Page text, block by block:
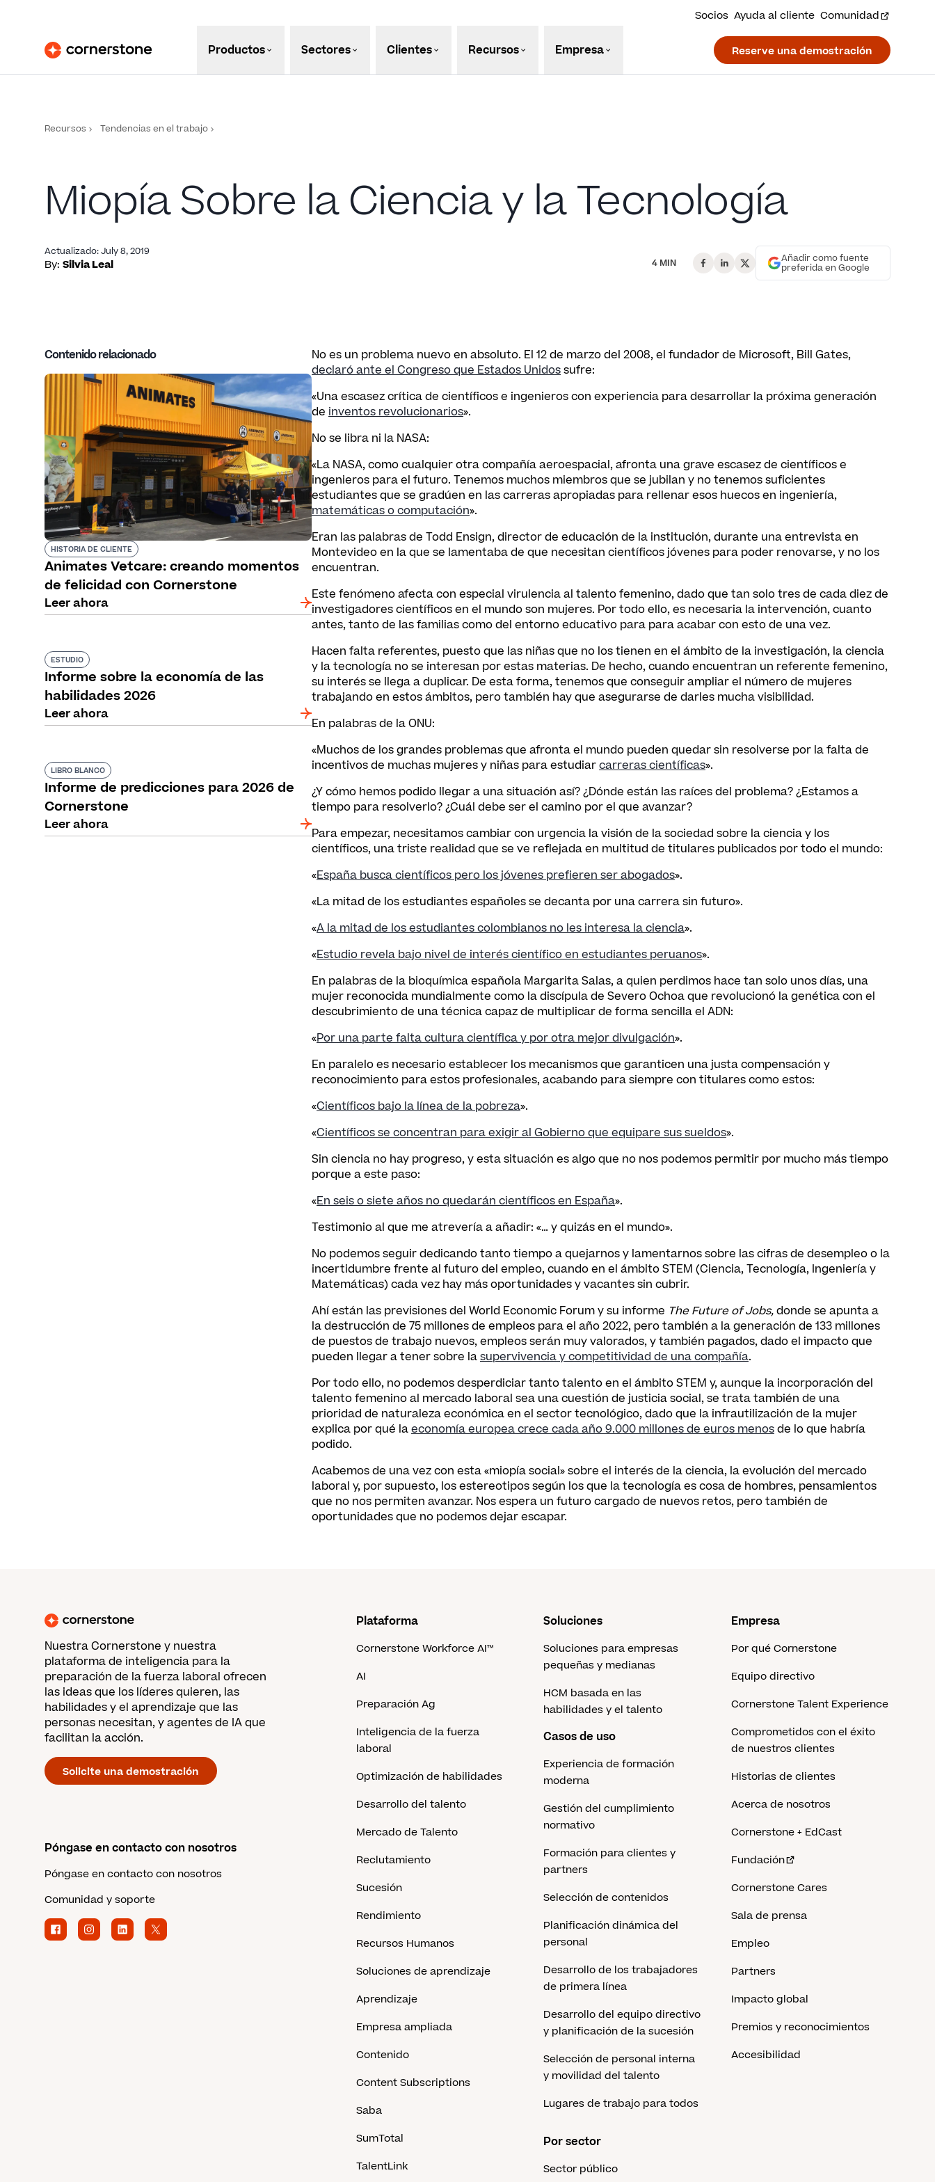
Socios Ayuda al cliente Comunidad
Productos Sectores Clientes Recursos Empresa Reserve una demostración
Recursos Tendencias en el trabajo
Miopía Sobre la Ciencia y la Tecnología
Actualizado:July 8, 2019
By: Silvia Leal 4 MIN Añadir como fuente
preferida en Google
Contenido relacionado
HISTORIA DE CLIENTE
Animates Vetcare: creando momentos
de felicidad con Cornerstone
Leer ahora
ESTUDIO
Informe sobre la economía de las
habilidades 2026
Leer ahora
LIBRO BLANCO
Informe de predicciones para 2026 de
Cornerstone
Leer ahora
No es un problema nuevo en absoluto. El 12 de marzo del 2008, el fundador de Microsoft, Bill Gates,
declaró ante el Congreso que Estados Unidossufre:
«Una escasez crítica de científicos e ingenieros con experiencia para desarrollar la próxima generación
de inventos revolucionarios».
No se libra ni la NASA:
«La NASA, como cualquier otra compañía aeroespacial, afronta una grave escasez de científicos e
ingenieros para el futuro. Tenemos muchos miembros que se jubilan y no tenemos suficientes
estudiantes que se gradúen en las carreras apropiadas para rellenar esos huecos en ingeniería,
matemáticas o computación».
Eran las palabras de Todd Ensign, director de educación de la institución, durante una entrevista en
Montevideo en la que se lamentaba de que necesitan científicos jóvenes para poder renovarse, y no los
encuentran.
Este fenómeno afecta con especial virulencia al talento femenino, dado que tan solo tres de cada diez de
investigadores científicos en el mundo son mujeres. Por todo ello, es necesaria la intervención, cuanto
antes, tanto de las familias como del entorno educativo para para acabar con esto de una vez.
Hacen falta referentes, puesto que las niñas que no los tienen en el ámbito de la investigación, la ciencia
y la tecnología no se interesan por estas materias. De hecho, cuando encuentran un referente femenino,
su interés se llega a duplicar. De esta forma, tenemos que conseguir ampliar el número de mujeres
trabajando en estos ámbitos, pero también hay que asegurarse de darles mucha visibilidad.
En palabras de la ONU:
«Muchos de los grandes problemas que afronta el mundo pueden quedar sin resolverse por la falta de
incentivos de muchas mujeres y niñas para estudiarcarreras científicas».
¿Y cómo hemos podido llegar a una situación así? ¿Dónde están las raíces del problema? ¿Estamos a
tiempo para resolverlo? ¿Cuál debe ser el camino por el que avanzar?
Para empezar, necesitamos cambiar con urgencia la visión de la sociedad sobre la ciencia y los
científicos, una triste realidad que se ve reflejada en multitud de titulares publicados por todo el mundo:
«España busca científicos pero los jóvenes prefieren ser abogados».
«La mitad de los estudiantes españoles se decanta por una carrera sin futuro».
«A la mitad de los estudiantes colombianos no les interesa la ciencia».
«Estudio revela bajo nivel de interés científico en estudiantes peruanos».
En palabras de la bioquímica española Margarita Salas, a quien perdimos hace tan solo unos días, una
mujer reconocida mundialmente como la discípula de Severo Ochoa que revolucionó la genética con el
descubrimiento de una técnica capaz de multiplicar de forma sencilla el ADN:
«Por una parte falta cultura científica y por otra mejor divulgación».
En paralelo es necesario establecer los mecanismos que garanticen una justa compensación y
reconocimiento para estos profesionales, acabando para siempre con titulares como estos:
«Científicos bajo la línea de la pobreza».
«Científicos se concentran para exigir al Gobierno que equipare sus sueldos».
Sin ciencia no hay progreso, y esta situación es algo que no nos podemos permitir por mucho más tiempo
porque a este paso:
«En seis o siete años no quedarán científicos en España».
Testimonio al que me atrevería a añadir: «… y quizás en el mundo».
No podemos seguir dedicando tanto tiempo a quejarnos y lamentarnos sobre las cifras de desempleo o la
incertidumbre frente al futuro del empleo, cuando en el ámbito STEM (Ciencia, Tecnología, Ingeniería y
Matemáticas) cada vez hay más oportunidades y vacantes sin cubrir.
Ahí están las previsiones del World Economic Forum y su informe The Future of Jobs,donde se apunta a
la destrucción de 75 millones de empleos para el año 2022, pero también a la generación de 133 millones
de puestos de trabajo nuevos, empleos serán muy valorados, y también pagados, dado el impacto que
pueden llegar a tener sobre lasupervivencia y competitividad de una compañía.
Por todo ello, no podemos desperdiciar tanto talento en el ámbito STEM y, aunque la incorporación del
talento femenino al mercado laboral sea una cuestión de justicia social, se trata también de una
prioridad de naturaleza económica en el sector tecnológico, dado que la infrautilización de la mujer
explica por qué laeconomía europea crece cada año 9.000 millones de euros menosde lo que habría
podido.
Acabemos de una vez con esta «miopía social» sobre el interés de la ciencia, la evolución del mercado
laboral y, por supuesto, los estereotipos según los que la tecnología es cosa de hombres, pensamientos
que no nos permiten avanzar. Nos espera un futuro cargado de nuevos retos, pero también de
oportunidades que no podemos dejar escapar.
Nuestra Cornerstone y nuestra
plataforma de inteligencia para la
preparación de la fuerza laboral ofrecen
las ideas que los líderes quieren, las
habilidades y el aprendizaje que las
personas necesitan, y agentes de IA que
facilitan la acción.
Solicite una demostración
Póngase en contacto con nosotros
Póngase en contacto con nosotros
Comunidad y soporte
Plataforma
Cornerstone Workforce AI™
AI
Preparación Ag
Inteligencia de la fuerza
laboral
Optimización de habilidades
Desarrollo del talento
Mercado de Talento
Reclutamiento
Sucesión
Rendimiento
Recursos Humanos
Soluciones de aprendizaje
Aprendizaje
Empresa ampliada
Contenido
Content Subscriptions
Saba
SumTotal
TalentLink
Soluciones
Soluciones para empresas
pequeñas y medianas
HCM basada en las
habilidades y el talento
Casos de uso
Experiencia de formación
moderna
Gestión del cumplimiento
normativo
Formación para clientes y
partners
Selección de contenidos
Planificación dinámica del
personal
Desarrollo de los trabajadores
de primera línea
Desarrollo del equipo directivo
y planificación de la sucesión
Selección de personal interna
y movilidad del talento
Lugares de trabajo para todos
Por sector
Sector público
Empresa
Por qué Cornerstone
Equipo directivo
Cornerstone Talent Experience
Comprometidos con el éxito
de nuestros clientes
Historias de clientes
Acerca de nosotros
Cornerstone + EdCast
Fundación
Cornerstone Cares
Sala de prensa
Empleo
Partners
Impacto global
Premios y reconocimientos
Accesibilidad